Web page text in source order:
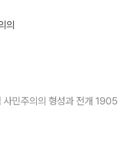
의
민주의의 형성과 전개 1905